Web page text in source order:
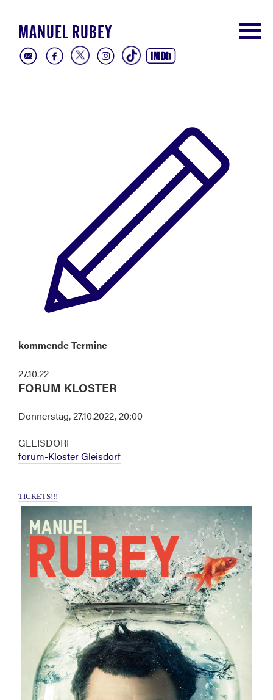
MANUEL RUBEY
kommende Termine
27.10.22
FORUM KLOSTER
Donnerstag, 27.10.2022, 20:00
GLEISDORF
forum-Kloster Gleisdorf
TICKETS!!!